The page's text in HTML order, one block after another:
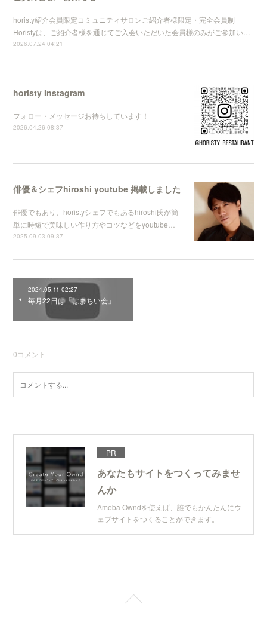
horisty紹介会員限定コミュニティサロンご紹介者様限定・完全会員制
Horistyは、ご紹介者様を通じてご入会いただいた会員様のみがご参加い…
2026.07.24 04:21
horisty Instagram
フォロー・メッセージお待ちしています！
2026.04.26 08:37
俳優＆シェフhiroshi youtube 掲載しました
俳優でもあり、horistyシェフでもあるhiroshi氏が簡
単に時短で美味しい作り方やコツなどをyoutube…
2025.09.03 09:37
2024.05.11 02:27
毎月22日は「はまちい会」
0コメント
PR
あなたもサイトをつくってみませ
んか
Ameba Owndを使えば、誰でもかんたんにウ
ェブサイトをつくることができます。